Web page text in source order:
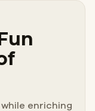
the surface of
enriching